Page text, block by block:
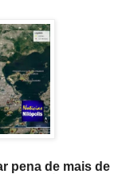
pena de mais de